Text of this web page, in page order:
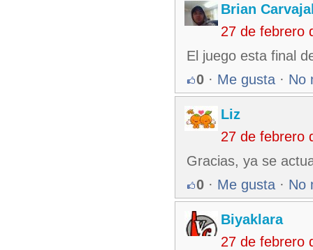
Brian
27 de febrero
El juego esta final
0 · Me gusta · No
Liz
27 de febrero
Gracias, ya se
0 · Me gusta · No
Biyaklara
27 de febrero